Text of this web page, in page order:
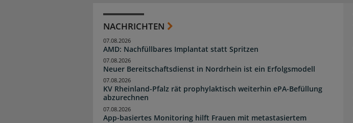
NACHRICHTEN
AMD: Nachfüllbares Implantat statt Spritzen
07.08.2026
Neuer Bereitschaftsdienst in Nordrhein ist ein Erfolgsmodell
07.08.2026
KV Rheinland-Pfalz rät prophylaktisch weiterhin ePA-Befüllung
abzurechnen
07.08.2026
App-basiertes Monitoring hilft Frauen mit metastasiertem
07.08.2026